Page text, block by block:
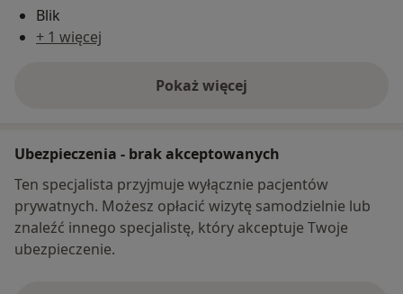
Blik
+ 1 więcej
Pokaż więcej
o adresie
Ubezpieczenia - brak akceptowanych
Ten specjalista przyjmuje wyłącznie pacjentów
prywatnych. Możesz opłacić wizytę samodzielnie lub
znaleźć innego specjalistę, który akceptuje Twoje
ubezpieczenie.